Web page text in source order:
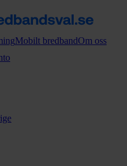
Mobilt bredbandOm oss